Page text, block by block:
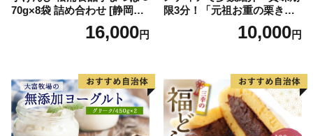
70g×8袋 詰め合わせ [静岡伊
勢丹(松浦食品) 静岡県 吉田町
22424274] 芋ケンピ セット
16,000円
限3分！「元祖お重の栗きん
とんモンブラン」 【未来の
ご褒美】スイーツ 栗 モンブ
子 菓子 F4N-2298
10,000円